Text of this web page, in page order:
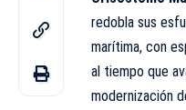
redobla sus
marítima, con
al tiempo que
modernización